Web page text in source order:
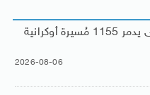
“الدفاع الجوى” الروسى يدمر 1155 مُسيرة أوكرانية
2026-08-06